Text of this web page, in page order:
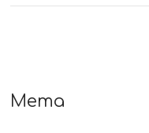
Мета